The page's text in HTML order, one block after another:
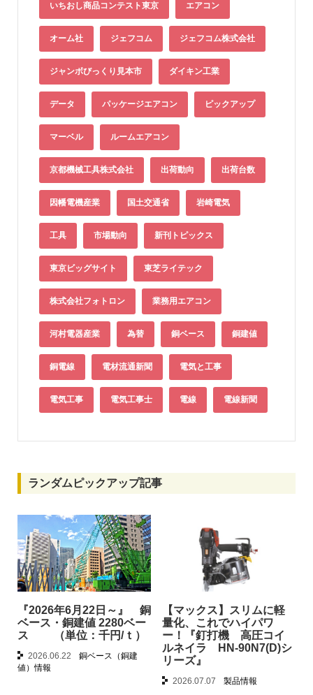
いちおし商品コンテスト東京 エアコン
オーム社 ジェフコム ジェフコム株式会社
ジャンボびっくり見本市 ダイキン工業
データ パッケージエアコン ピックアップ
マーベル ルームエアコン
京都機械工具株式会社 出荷動向 出荷台数
因幡電機産業 国土交通省 岩崎電気
工具 市場動向 新刊トピックス
東京ビッグサイト 東芝ライテック
株式会社フォトロン 業務用エアコン
河村電器産業 為替 銅ベース 銅建値
銅電線 電材流通新聞 電気と工事
電気工事 電気工事士 電線 電線新聞
ランダムピックアップ記事
『2026年6月22日～』 銅
ベース・銅建値 2280ベー
ス （単位：千円/ｔ）
2026.06.22
銅ベース（銅建
値）情報
【マックス】スリムに軽
量化、これでハイパワ
ー！『釘打機 高圧コイ
ルネイラ HN-90N7(D)シ
リーズ』
2026.07.07 製品情報